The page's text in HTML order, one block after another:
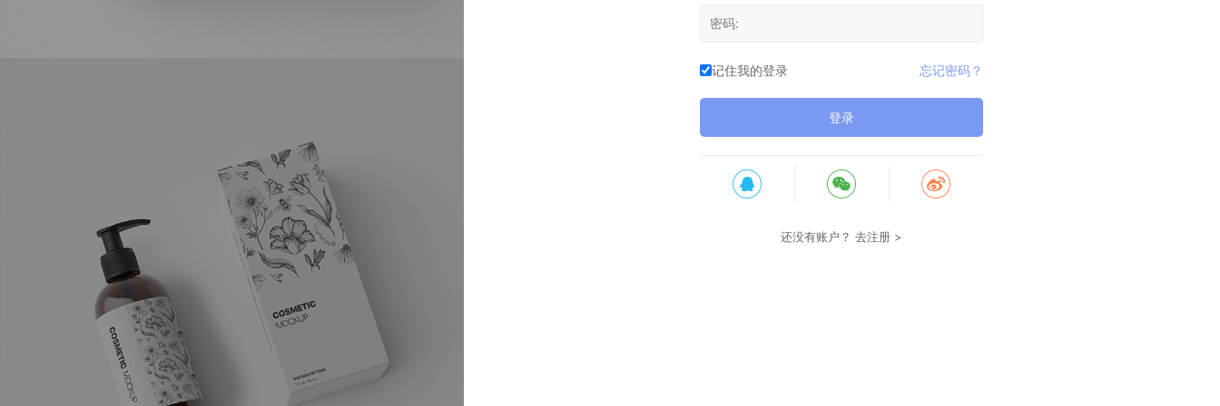
记住我的登录 忘记密码？
登录
还没有账户？去注册 >